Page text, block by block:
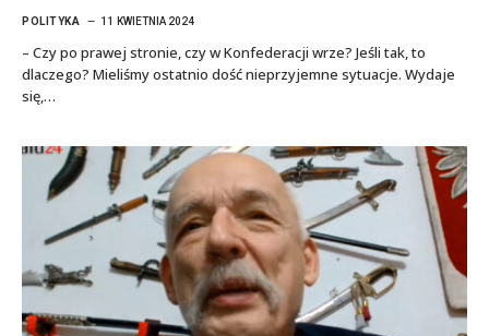
POLITYKA 11 KWIETNIA 2024
– Czy po prawej stronie, czy w Konfederacji wrze? Jeśli tak, to
dlaczego? Mieliśmy ostatnio dość nieprzyjemne sytuacje. Wydaje
się,…